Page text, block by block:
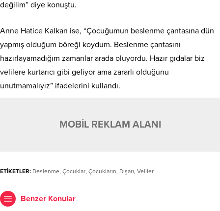
değilim” diye konuştu.
Anne Hatice Kalkan ise, “Çocuğumun beslenme çantasına dün
yapmış olduğum böreği koydum. Beslenme çantasını
hazırlayamadığım zamanlar arada oluyordu. Hazır gıdalar biz
velilere kurtarıcı gibi geliyor ama zararlı olduğunu
unutmamalıyız” ifadelerini kullandı.
MOBİL REKLAM ALANI
ETİKETLER: Beslenme, Çocuklar, Çocukların, Dışarı, Veliler
Benzer Konular